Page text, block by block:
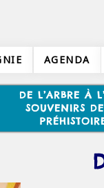
AGENDA
DE L’ARBRE À
SOUVENIRS